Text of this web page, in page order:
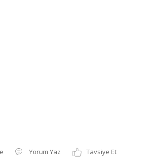
Yorum Yaz
Tavsiye Et